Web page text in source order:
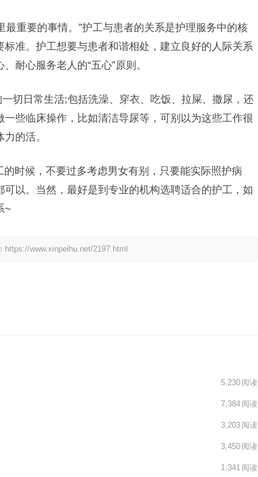
重要的事情。”护工与患者的关系是护理服务中的核
准。护工想要与患者和谐相处，建立良好的人际关系
耐心服务老人的“五心”原则。
日常生活;包括洗澡、穿衣、吃饭、拉屎、撒尿，还
些临床操作，比如清洁导尿等，可别以为这些工作很
的活。
候，不要过多考虑男女有别，只要能实际照护病
以。当然，最好是到专业的机构选聘适合的护工，如
~
www.xinpeihu.net/2197.html
5,230 阅读
7,384 阅读
3,203 阅读
3,450 阅读
1,341 阅读